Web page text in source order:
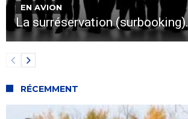
EN AVION
La surréservation (surbooking).
RÉCEMMENT